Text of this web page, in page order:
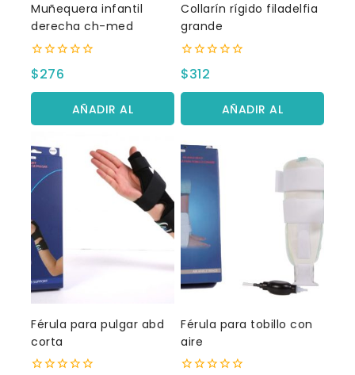
Muñequera infantil
derecha ch-med
0
fuera
de
$276
AÑADIR AL
CARRITO
Collarín rígido filadelfia
grande
0
fuera
de
$312
AÑADIR AL
CARRITO
Férula para pulgar abd
corta
Férula para tobillo con
aire